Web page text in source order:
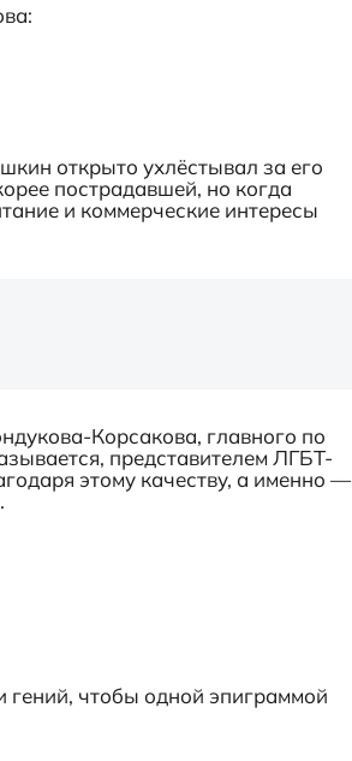
открыто ухлёстывал за его
пострадавшей, но когда
и коммерческие интересы
Корсакова, главного по
представителем ЛГБТ-
этому качеству, а именно —
чтобы одной эпиграммой